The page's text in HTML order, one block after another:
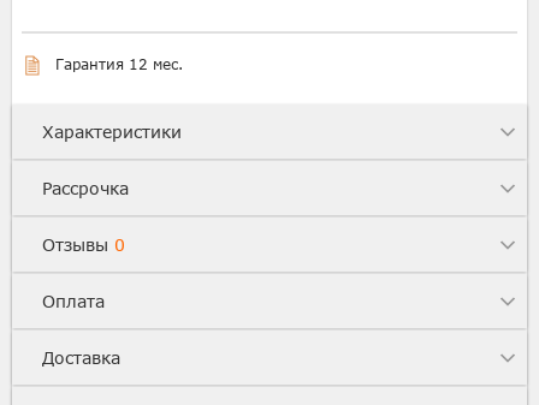
Гарантия 12 мес.
Характеристики
Рассрочка
Отзывы 0
Оплата
Доставка